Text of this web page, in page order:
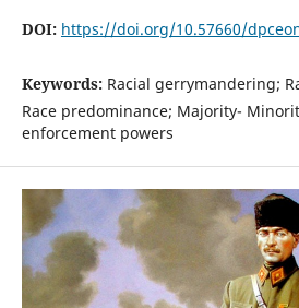
DOI: https://doi.org/10.57660/
Keywords: Racial gerrymandering;
Race predominance; Majority-
enforcement powers